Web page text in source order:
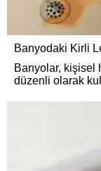
Banyodaki Kirli
Banyolar, kişisel
düzenli olarak